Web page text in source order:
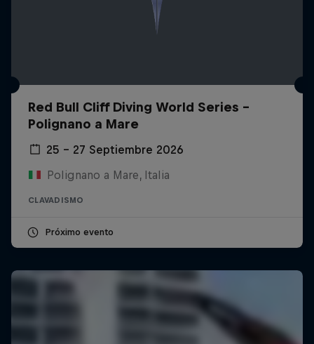
Red Bull Cliff Diving World Series -
Polignano a Mare
25 – 27 Septiembre 2026
Polignano a Mare, Italia
CLAVADISMO
Próximo evento